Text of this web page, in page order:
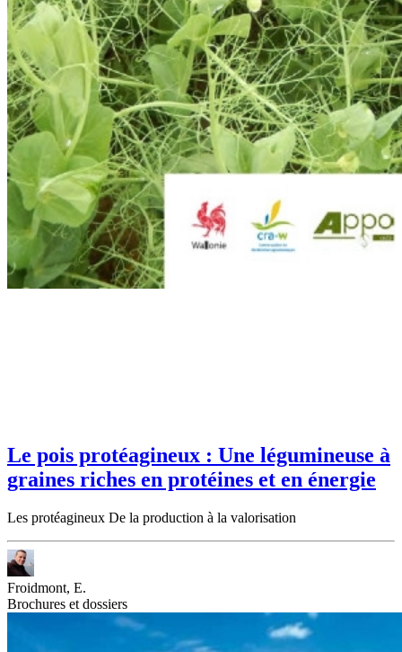
Le pois protéagineux : Une légumineuse à
graines riches en protéines et en énergie
Les protéagineux De la production à la valorisation
Froidmont, E.
Brochures et dossiers